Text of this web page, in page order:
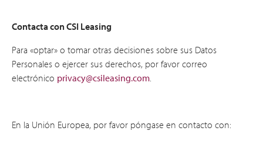
Contacta con CSI Leasing
Para «optar» o tomar otras decisiones sobre sus Datos
Personales o ejercer sus derechos, por favor correo
electrónico privacy@csileasing.com
En la Unión Europea, por favor póngase en contacto con: